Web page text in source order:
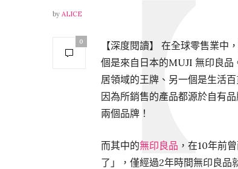
by ALICE
0 【深度閱讀】 在全球零售業中
個是來自日本的MUJI 無印良品
居領域的王牌、另一個是生活
因為所銷售的產品都源於自有
兩個品牌！
而其中的無印良品 ，在10年前
了」，僅經過2年時間無印良品